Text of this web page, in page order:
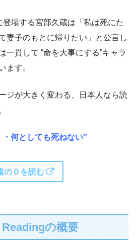
場する宮部久蔵は「私は死にた
妻子のもとに帰りたい」と公言し
一貫して “命を大事にする”キャラ
ます。
ジが大きく変わる、日本人なら読
何としても死ねない”
の０を読む
の概要